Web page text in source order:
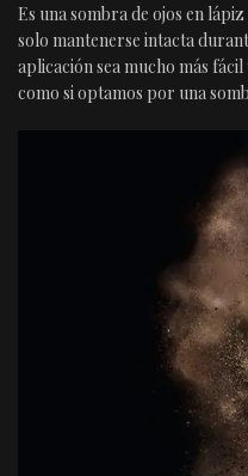
Es una sombra de ojos en
solo mantenerse intacta
aplicación sea mucho más
como si optamos por una